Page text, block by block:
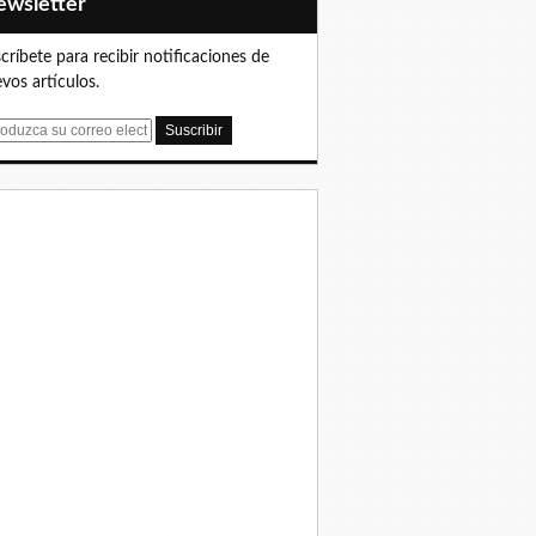
para recibir notificaciones de
artículos.